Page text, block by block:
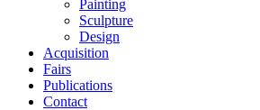
Painting
Sculpture
Design
Acquisition
Fairs
Publications
Contact